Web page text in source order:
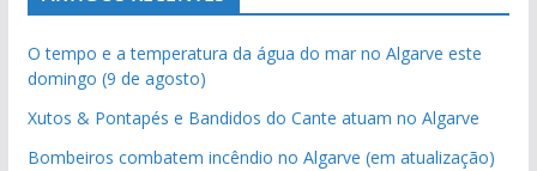
O tempo e a temperatura da água do mar no Algarve este
domingo (9 de agosto)
Xutos & Pontapés e Bandidos do Cante atuam no Algarve
Bombeiros combatem incêndio no Algarve (em atualização)